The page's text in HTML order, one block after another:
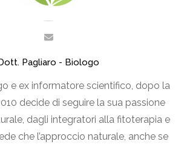
Dott. Pagliaro - Biologo
e ex informatore scientifico, dopo la
decide di seguire la sua passione
dagli integratori alla fitoterapia e
che l’approccio naturale, anche se